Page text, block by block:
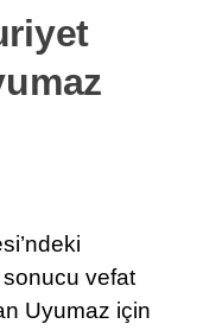
vefat
Uyumaz için